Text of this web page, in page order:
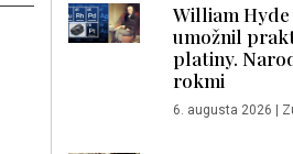
William
umožnil
platiny.
rokmi
6. augusta 2026 |